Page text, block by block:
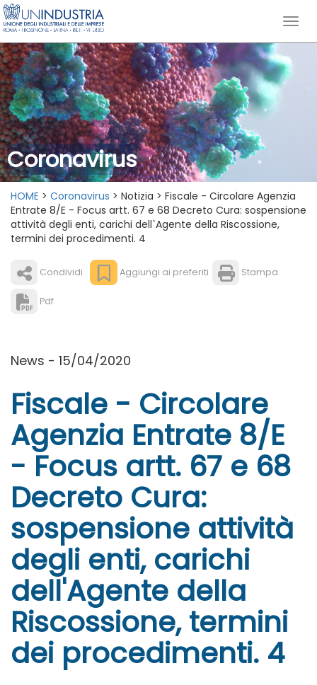
Coronavirus
HOME > Coronavirus > Notizia > Fiscale - Circolare Agenzia
Entrate 8/E - Focus artt. 67 e 68 Decreto Cura: sospensione
attività degli enti, carichi dell`Agente della Riscossione,
termini dei procedimenti. 4
Condividi Aggiungi ai preferiti Stampa
Pdf
News - 15/04/2020
Fiscale - Circolare
Agenzia Entrate 8/E
- Focus artt. 67 e 68
Decreto Cura:
sospensione attività
degli enti, carichi
dell'Agente della
Riscossione, termini
dei procedimenti. 4